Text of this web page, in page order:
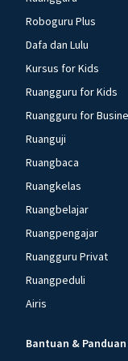
Roboguru Plus
Dafa dan Lulu
Kursus for Kids
Ruangguru for Kids
Ruangguru for
Ruanguji
Ruangbaca
Ruangkelas
Ruangbelajar
Ruangpengajar
Ruangguru Privat
Ruangpeduli
Airis
Bantuan & Panduan